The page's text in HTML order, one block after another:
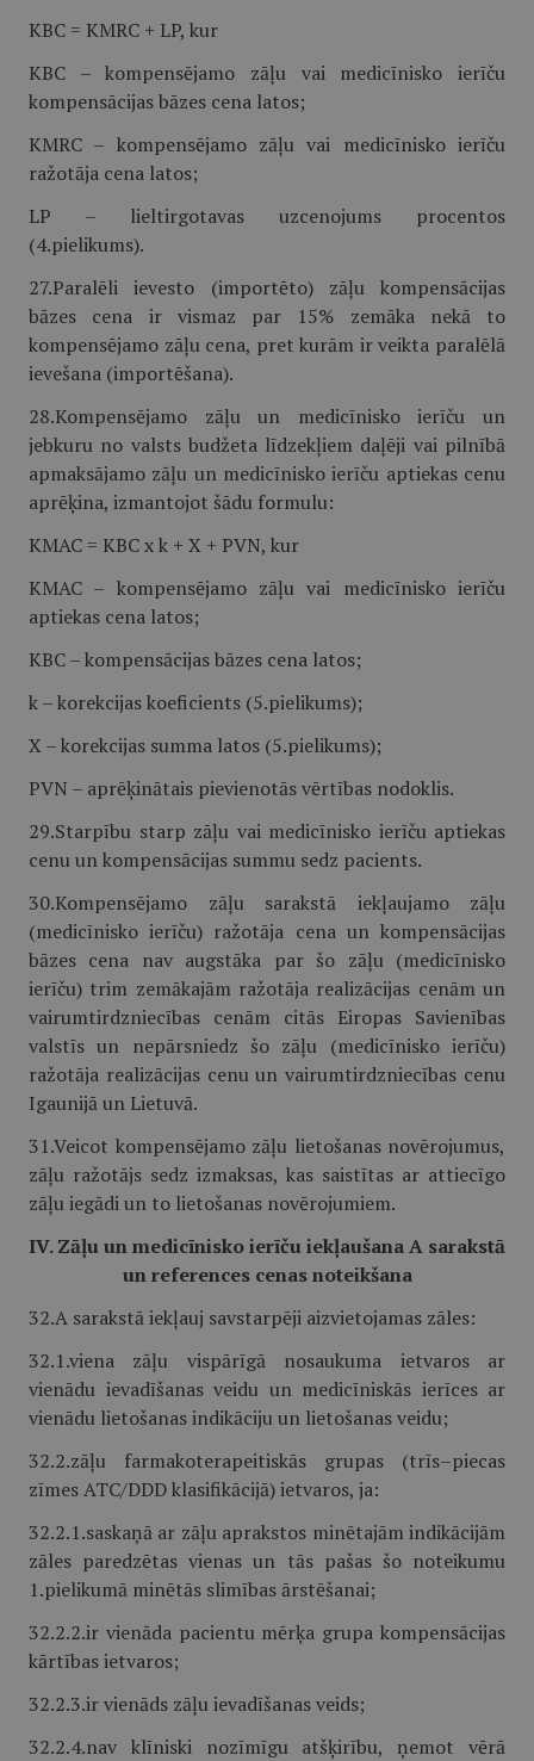
KBC = KMRC + LP, kur
KBC – kompensējamo zāļu vai medicīnisko ierīču
kompensācijas bāzes cena latos;
KMRC – kompensējamo zāļu vai medicīnisko ierīču
ražotāja cena latos;
LP – lieltirgotavas uzcenojums procentos
(4.pielikums).
27.Paralēli ievesto (importēto) zāļu kompensācijas
bāzes cena ir vismaz par 15% zemāka nekā to
kompensējamo zāļu cena, pret kurām ir veikta paralēlā
ievešana (importēšana).
28.Kompensējamo zāļu un medicīnisko ierīču un
jebkuru no valsts budžeta līdzekļiem daļēji vai pilnībā
apmaksājamo zāļu un medicīnisko ierīču aptiekas cenu
aprēķina, izmantojot šādu formulu:
KMAC = KBC x k + X + PVN, kur
KMAC – kompensējamo zāļu vai medicīnisko ierīču
aptiekas cena latos;
KBC – kompensācijas bāzes cena latos;
k – korekcijas koeficients (5.pielikums);
X – korekcijas summa latos (5.pielikums);
PVN – aprēķinātais pievienotās vērtības nodoklis.
29.Starpību starp zāļu vai medicīnisko ierīču aptiekas
cenu un kompensācijas summu sedz pacients.
30.Kompensējamo zāļu sarakstā iekļaujamo zāļu
(medicīnisko ierīču) ražotāja cena un kompensācijas
bāzes cena nav augstāka par šo zāļu (medicīnisko
ierīču) trim zemākajām ražotāja realizācijas cenām un
vairumtirdzniecības cenām citās Eiropas Savienības
valstīs un nepārsniedz šo zāļu (medicīnisko ierīču)
ražotāja realizācijas cenu un vairumtirdzniecības cenu
Igaunijā un Lietuvā.
31.Veicot kompensējamo zāļu lietošanas novērojumus,
zāļu ražotājs sedz izmaksas, kas saistītas ar attiecīgo
zāļu iegādi un to lietošanas novērojumiem.
IV. Zāļu un medicīnisko ierīču iekļaušana A sarakstā
un references cenas noteikšana
32.A sarakstā iekļauj savstarpēji aizvietojamas zāles:
32.1.viena zāļu vispārīgā nosaukuma ietvaros ar
vienādu ievadīšanas veidu un medicīniskās ierīces ar
vienādu lietošanas indikāciju un lietošanas veidu;
32.2.zāļu farmakoterapeitiskās grupas (trīs–piecas
zīmes ATC/DDD kla­sifikācijā) ietvaros, ja:
32.2.1.saskaņā ar zāļu aprakstos minētajām indikācijām
zāles paredzētas vienas un tās pašas šo noteikumu
1.pielikumā minētās slimības ārstēšanai;
32.2.2.ir vienāda pacientu mērķa grupa kompensācijas
kārtības ietvaros;
32.2.3.ir vienāds zāļu ievadīšanas veids;
32.2.4.nav klīniski nozīmīgu atšķirību, ņemot vērā